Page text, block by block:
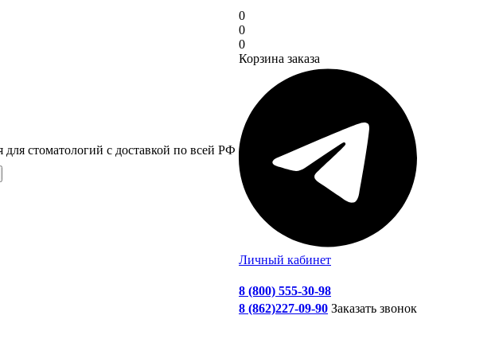
стоматологий с доставкой по всей РФ
0
0
0
Корзина заказа
Личный кабинет
8 (800) 555-30-98
8 (862)227-09-90 Заказать звонок